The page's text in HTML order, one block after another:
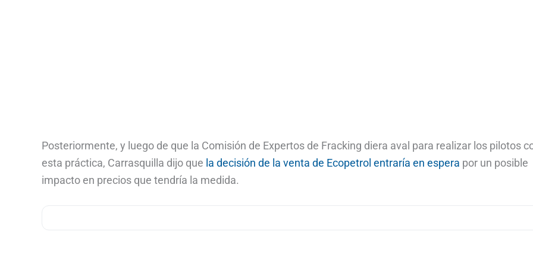
Posteriormente, y luego de que la Comisión de Expertos de Fracking diera aval para realizar los pilotos
esta práctica, Carrasquilla dijo que la decisión de la venta de Ecopetrol entraría en espera por un posible
impacto en precios que tendría la medida.